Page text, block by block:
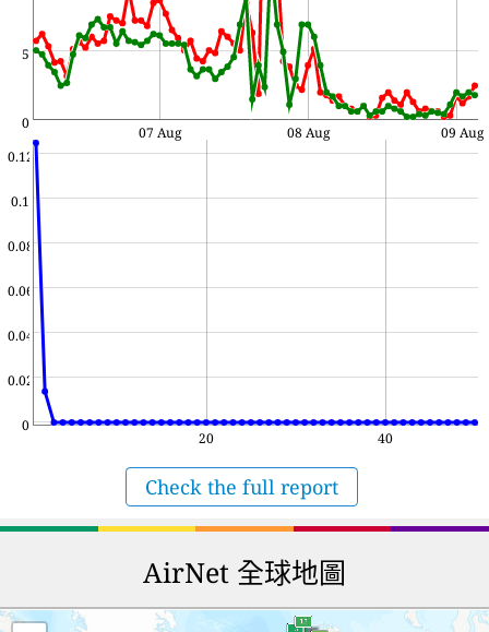
0
5
07 Aug 08 Aug 09 Aug
0
0.02
0.04
0.06
0.08
0.1
0.12
20 40
Check the full report
AirNet 全球地圖